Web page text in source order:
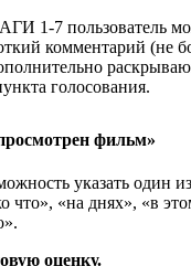
1-7 пользователь
комментарий (не
голосования.
фильм»
указать один
что», «на днях», «в
оценку.